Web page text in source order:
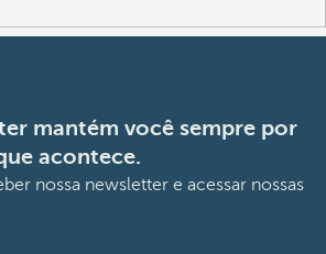
mantém você sempre por
acontece.
nossa newsletter e acessar nossas